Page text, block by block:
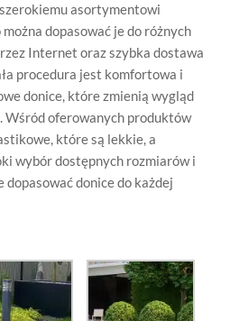
asortymentowi
dopasować je do różnych
Internet oraz szybka dostawa
procedura jest komfortowa i
donice, które zmienią wygląd
Wśród oferowanych produktów
które są lekkie, a
wybór dostępnych rozmiarów i
donice do każdej